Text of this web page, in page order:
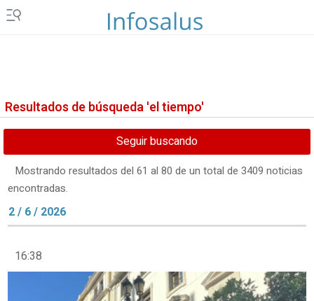
Resultados de búsqueda 'el tiempo'
Seguir buscando
Mostrando resultados del 61 al 80 de un total de 3409 noticias
encontradas.
2 / 6 / 2026
16:38